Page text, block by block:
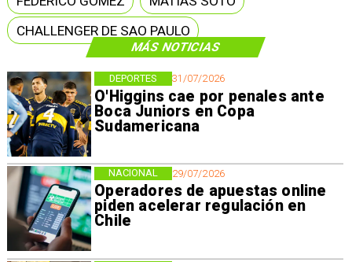
MÁS NOTICIAS
31/07/2026
O'Higgins cae por penales ante
Boca Juniors en Copa
Sudamericana
DEPORTES
29/07/2026
Operadores de apuestas online
piden acelerar regulación en
Chile
NACIONAL
CHALLENGER DE SAO PAULO